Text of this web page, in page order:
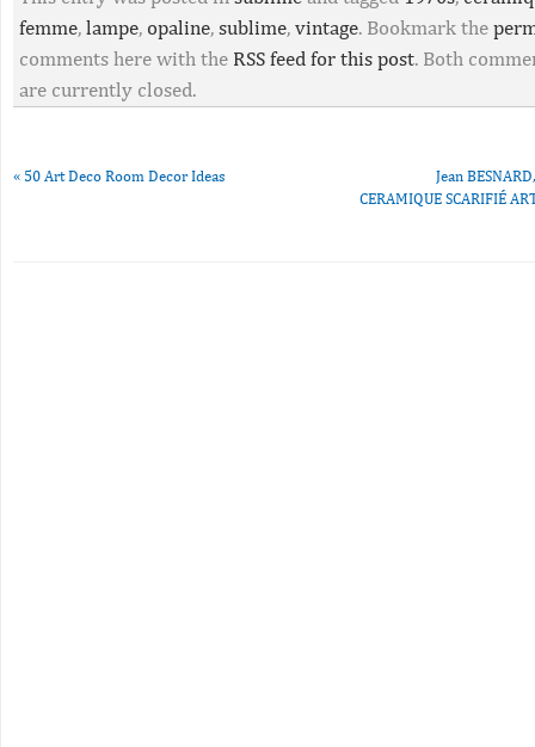
femme, lampe, opaline, sublime, vintage. Bookmark the
comments here with the RSS feed for this post. Both
are currently closed.
« 50 Art Deco Room Decor Ideas
Jean
CERAMIQUE SCARIFIÉ